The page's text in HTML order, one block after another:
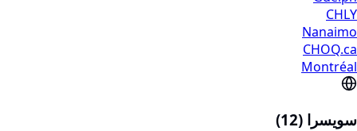
CHLY
Nanaimo
CHOQ.ca
Montréal
سويسرا (12)